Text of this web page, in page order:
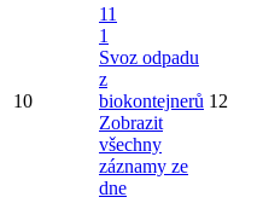
10
11
1
Svoz odpadu
z
biokontejnerů
Zobrazit
všechny
záznamy ze
dne
12